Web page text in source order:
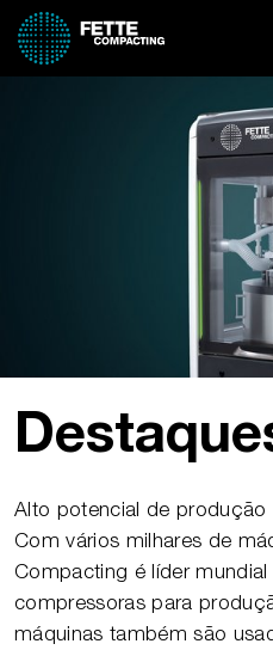
Alto potencial de produção
Com vários milhares de
Compacting é líder
compressoras para
máquinas também são